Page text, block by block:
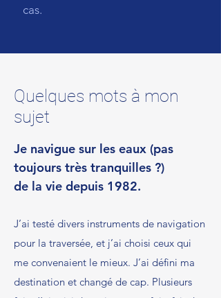
Quelques mots à mon
sujet
Je navigue sur les eaux (pas
toujours très tranquilles ?)
de la vie depuis 1982.
J’ai testé divers instruments de navigation
pour la traversée, et j’ai choisi ceux qui
me convenaient le mieux. J’ai défini ma
destination et changé de cap. Plusieurs
cas.